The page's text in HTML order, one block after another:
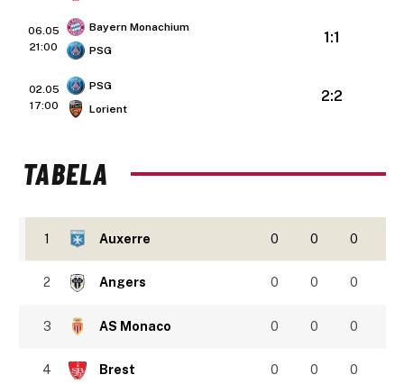
06.05
21:00
Bayern Monachium
PSG
1:1
02.05
17:00
PSG
Lorient
2:2
TABELA
1 Auxerre 0 0 0
2 Angers 0 0 0
3 AS Monaco 0 0 0
4 Brest 0 0 0